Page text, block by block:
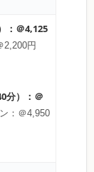
：＠4,125
円
分）：＠
：＠4,950